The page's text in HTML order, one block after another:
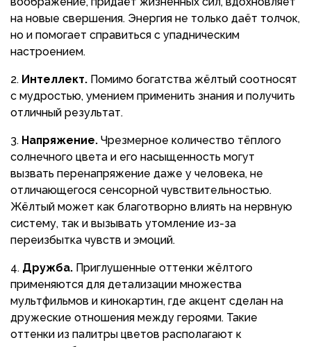
на новые свершения. Энергия не только даёт толчок,
но и помогает справиться с упадническим
настроением.
Интеллект. Помимо богатства жёлтый соотносят
с мудростью, умением применить знания и получить
отличный результат.
Напряжение. Чрезмерное количество тёплого
солнечного цвета и его насыщенность могут
вызвать перенапряжение даже у человека, не
отличающегося сенсорной чувствительностью.
Жёлтый может как благотворно влиять на нервную
систему, так и вызывать утомление из-за
переизбытка чувств и эмоций.
Дружба. Приглушенные оттенки жёлтого
применяются для детализации множества
мультфильмов и кинокартин, где акцент сделан на
дружеские отношения между героями. Такие
оттенки из палитры цветов располагают к